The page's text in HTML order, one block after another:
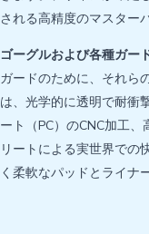
される高精度のマスター
ゴーグルおよび各種ガー
ガードのために、それら
は、光学的に透明で耐衝
ート（PC）のCNC加工
リートによる実世界での
く柔軟なパッドとライナ